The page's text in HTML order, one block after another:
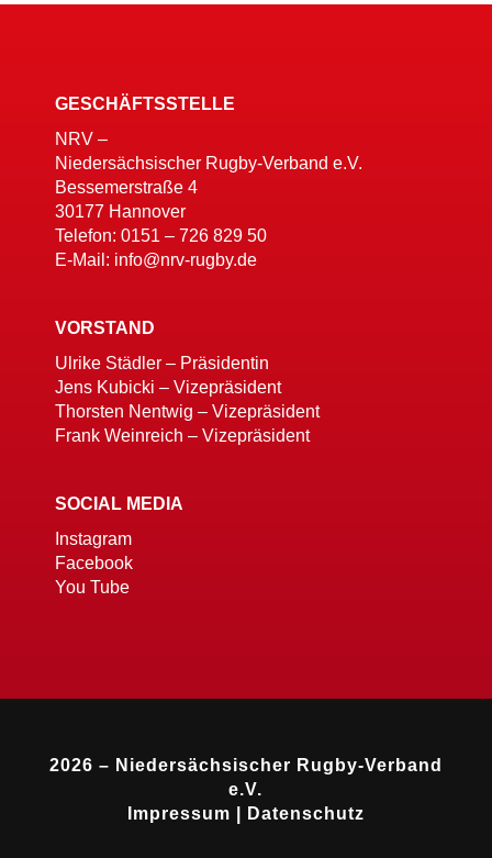
GESCHÄFTSSTELLE
NRV –
Niedersächsischer Rugby-Verband e.V.
Bessemerstraße 4
30177 Hannover
Telefon: 0151 – 726 829 50
E-Mail: info@nrv-rugby.de
VORSTAND
Ulrike Städler – Präsidentin
Jens Kubicki – Vizepräsident
Thorsten Nentwig – Vizepräsident
Frank Weinreich – Vizepräsident
SOCIAL MEDIA
Instagram
Facebook
You Tube
2026 – Niedersächsischer Rugby-Verband
e.V.
Impressum
Datenschutz